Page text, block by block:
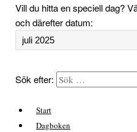
Vill du hitta en speciell dag?
och därefter datum:
Sök efter:
Start
Dagboken